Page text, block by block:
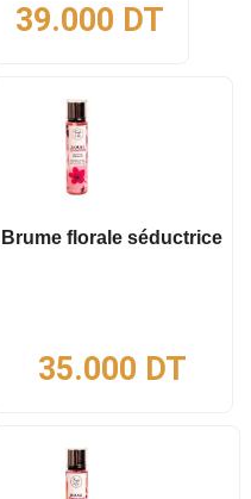
39.000 DT
Brume florale séductrice
35.000 DT